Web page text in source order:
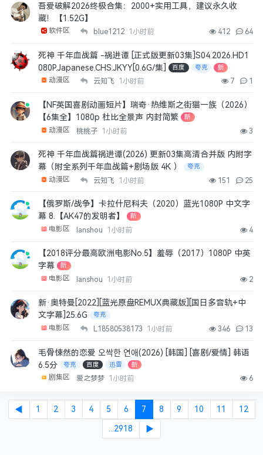
吾爱破解2026终极合集：2000+实用工具，建议永久收
藏！【1.52G】
软件区 blue1212 1小时前 412 64
死神 千年血战篇 -祸进谭 [正式版更新03集]S04.2026.HD1
080P.Japanese.CHS.JKYY[0.6G/集]
百度 夸克 新
动漫区 云知飞 1小时前 7 1
【NF英国喜剧动画短片】瑞奇·热维斯之街猫一族（2026）
【6集全】1080p 杜比全景声 内封简繁
新
动漫区 桃桃子 1小时前 3
死神 千年血战篇祸进谭(2026) 更新03集高清合并版 内附字
幕（附全系列千年血战篇+剧场版 4K ）
夸克
动漫区 云知飞 1小时前 151 25
【俄罗斯/战争】卡拉什尼科夫（2020）蓝光1080P 中文字
幕 8.【AK47的发明者】
新
电影区 lanshou 1小时前 4
【2018评分最高欧洲电影No.5】羞辱（2017）1080P 中英
字幕
新
电影区 lanshou 1小时前 2
新·奥特曼[2022][蓝光原盘REMUX典藏版][国日多音轨+中
文字幕]25.6G
夸克
电影区 L18580538173 1小时前 346 13
毛骨悚然的恋爱 오싹한 연애(2026) [韩国] [喜剧/爱情] 韩语
6.5分
夸克 百度 迅雷 新
剧集区 爱之梦梦 1小时前 6
◀ 1 2 3 4 5 6 7 8 9 10 11 12
...2918 ▶